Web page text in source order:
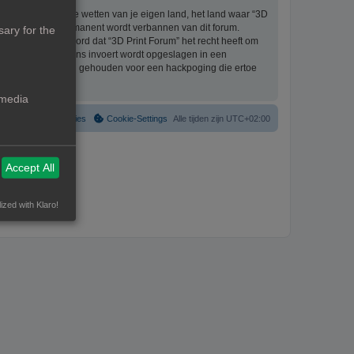
bevat die de wetten van je eigen land, het land waar “3D
ingang en permanent wordt verbannen van dit forum.
er mee akkoord dat “3D Print Forum” het recht heeft om
die je bij ons invoert wordt opgeslagen in een
worden gehouden voor een hackpoging die ertoe
Alle tijden zijn UTC+02:00
Cookie-Settings
Verwijder cookies
for the
Accept All
with Klaro!